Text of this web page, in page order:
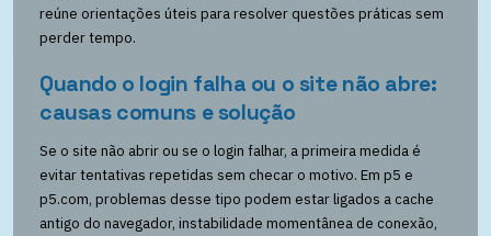
reúne orientações úteis para resolver questões práticas sem
perder tempo.
Quando o login falha ou o site não abre:
causas comuns e solução
Se o site não abrir ou se o login falhar, a primeira medida é
evitar tentativas repetidas sem checar o motivo. Em p5 e
p5.com, problemas desse tipo podem estar ligados a cache
antigo do navegador, instabilidade momentânea de conexão,